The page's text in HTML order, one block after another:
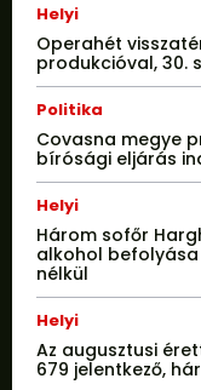
Helyi
Operahét
produkcióval, 30.
Politika
Covasna megye
bírósági eljárás
Helyi
Három sofőr
alkohol
nélkül
Helyi
Az augusztusi
679 jelentkező,